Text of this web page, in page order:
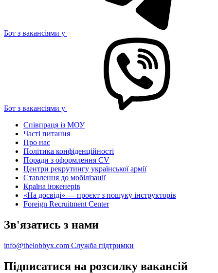
Бот з вакансіями у
Бот з вакансіями у
Співпраця із МОУ
Часті питання
Про нас
Політика конфіденційності
Поради з оформлення CV
Центри рекрутингу української армії
Ставлення до мобілізації
Країна інженерів
«На досвіді» — проєкт з пошуку інструкторів
Foreign Recruitment Center
Зв'язатись з нами
info@thelobbyx.com Служба підтримки
Підписатися на розсилку вакансій